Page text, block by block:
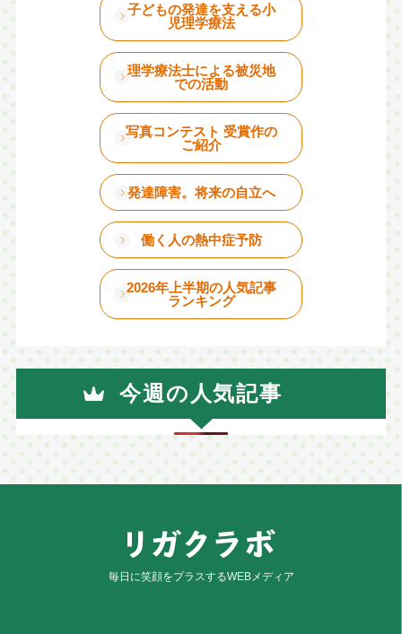
子どもの発達を支える小
児理学療法
理学療法士による被災地
での活動
写真コンテスト 受賞作の
ご紹介
発達障害。将来の自立へ
働く人の熱中症予防
2026年上半期の人気記事
ランキング
今週の人気記事
毎日に笑顔をプラスするWEBメディア